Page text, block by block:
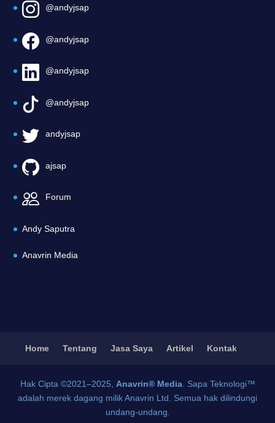
@andyjsap
@andyjsap
@andyjsap
@andyjsap
andyjsap
ajsap
Forum
Andy Saputra
Anavrin Media
Home Tentang Jasa Saya Artikel Kontak
Hak Cipta ©2021–2025, Anavrin® Media. Sapa Teknologi™
adalah merek dagang milik Anavrin Ltd. Semua hak dilindungi
undang-undang.